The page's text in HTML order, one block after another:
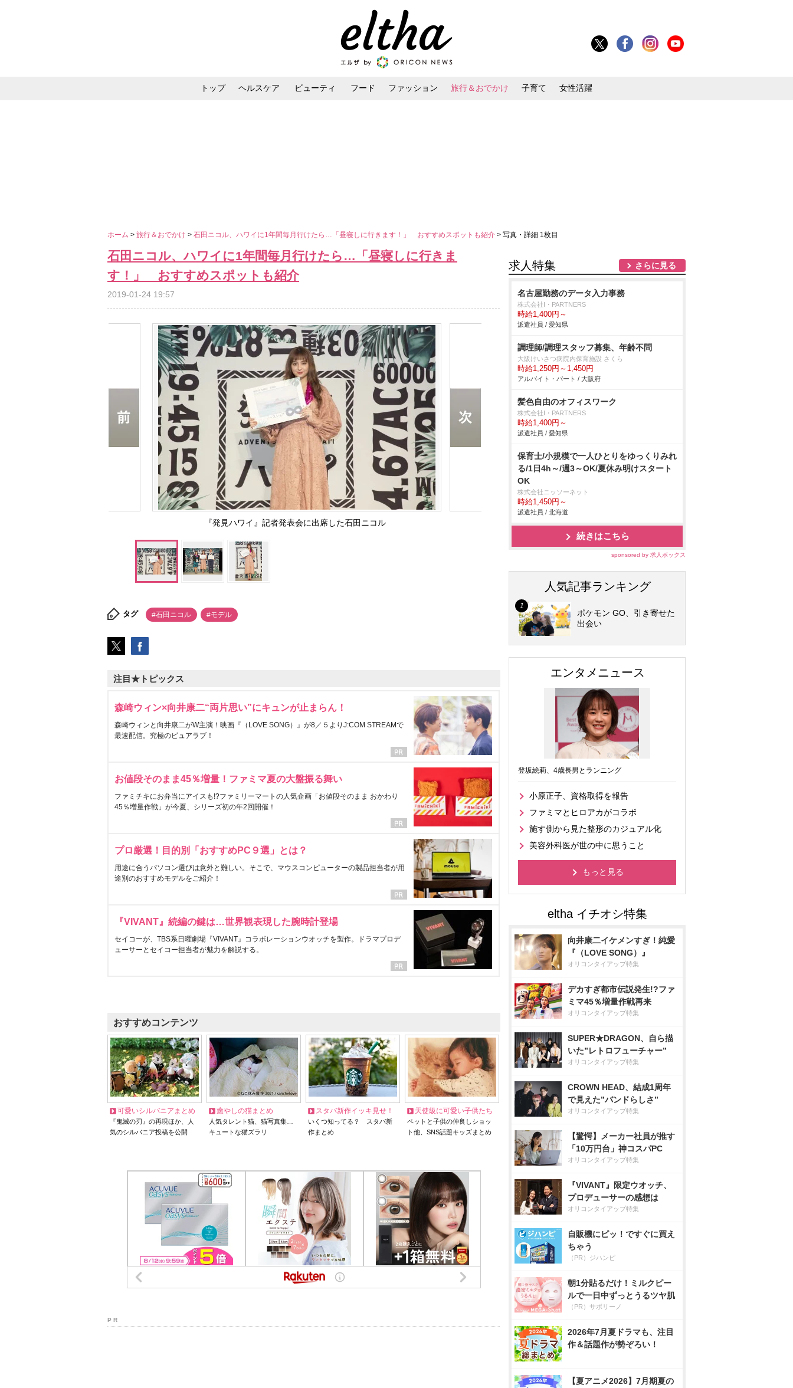
トップ ヘルスケア ビューティ フード ファッション 旅行＆おでかけ 子育て 女性活躍
ホーム > 旅行＆おでかけ > 石田ニコル、ハワイに1年間毎月行けたら…「昼寝しに行きます！」 おすすめスポットも紹介 > 写真・詳細 1枚目
石田ニコル、ハワイに1年間毎月行けたら…「昼寝しに行きま
す！」 おすすめスポットも紹介
2019-01-24 19:57
『発見ハワイ』記者発表会に出席した石田ニコル
タグ #石田ニコル #モデル
注目★トピックス
森崎ウィン×向井康二“両片思い”にキュンが止まらん！
森崎ウィンと向井康二がW主演！映画『（LOVE SONG）』が8／５よりJ:COM STREAMで
最速配信。究極のピュアラブ！
お値段そのまま45％増量！ファミマ夏の大盤振る舞い
ファミチキにお弁当にアイスも!?ファミリーマートの人気企画「お値段そのまま おかわり
45％増量作戦」が今夏、シリーズ初の年2回開催！
プロ厳選！目的別「おすすめPC９選」とは？
用途に合うパソコン選びは意外と難しい。そこで、マウスコンピューターの製品担当者が用
途別のおすすめモデルをご紹介！
『VIVANT』続編の鍵は…世界観表現した腕時計登場
セイコーが、TBS系日曜劇場『VIVANT』コラボレーションウオッチを製作。ドラマプロデ
ューサーとセイコー担当者が魅力を解説する。
おすすめコンテンツ
可愛いシルバニアまとめ
『鬼滅の刃』の再現ほか、人
気のシルバニア投稿を公開
癒やしの猫まとめ
人気タレント猫、猫写真集…
キュートな猫ズラリ
スタバ新作イッキ見せ！
いくつ知ってる？ スタバ新
作まとめ
天使級に可愛い子供たち
ペットと子供の仲良しショッ
ト他、SNS話題キッズまとめ
P R
求人特集 さらに見る
名古屋勤務のデータ入力事務
株式会社I・PARTNERS
時給1,400円～
派遣社員 / 愛知県
調理師/調理スタッフ募集、年齢不問
大阪けいさつ病院内保育施設 さくら
時給1,250円～1,450円
アルバイト・パート / 大阪府
髪色自由のオフィスワーク
株式会社I・PARTNERS
時給1,400円～
派遣社員 / 愛知県
保育士/小規模で一人ひとりをゆっくりみれ
る/1日4h～/週3～OK/夏休み明けスタート
OK
株式会社ニッソーネット
時給1,450円～
派遣社員 / 北海道
続きはこちら
sponsored by 求人ボックス
人気記事ランキング
ポケモン GO、引き寄せた
出会い
エンタメニュース
登坂絵莉、4歳長男とランニング
小原正子、資格取得を報告
ファミマとヒロアカがコラボ
施す側から見た整形のカジュアル化
美容外科医が世の中に思うこと
もっと見る
向井康二イケメンすぎ！純愛
『（LOVE SONG）』
オリコンタイアップ特集
デカすぎ都市伝説発生!?ファ
ミマ45％増量作戦再来
オリコンタイアップ特集
SUPER★DRAGON、自ら描
いた”レトロフューチャー”
オリコンタイアップ特集
CROWN HEAD、結成1周年
で見えた”バンドらしさ”
オリコンタイアップ特集
【驚愕】メーカー社員が推す
「10万円台」神コスパPC
オリコンタイアップ特集
『VIVANT』限定ウオッチ、
プロデューサーの感想は
オリコンタイアップ特集
自販機にピッ！ですぐに買え
ちゃう
（PR）ジハンピ
朝1分貼るだけ！ミルクピー
ルで一日中ずっとうるツヤ肌
（PR）サボリーノ
2026年7月夏ドラマも、注目
作＆話題作が勢ぞろい！
【夏アニメ2026】7月期夏の